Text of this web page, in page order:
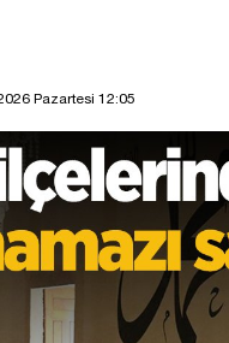
Pazartesi 12:05